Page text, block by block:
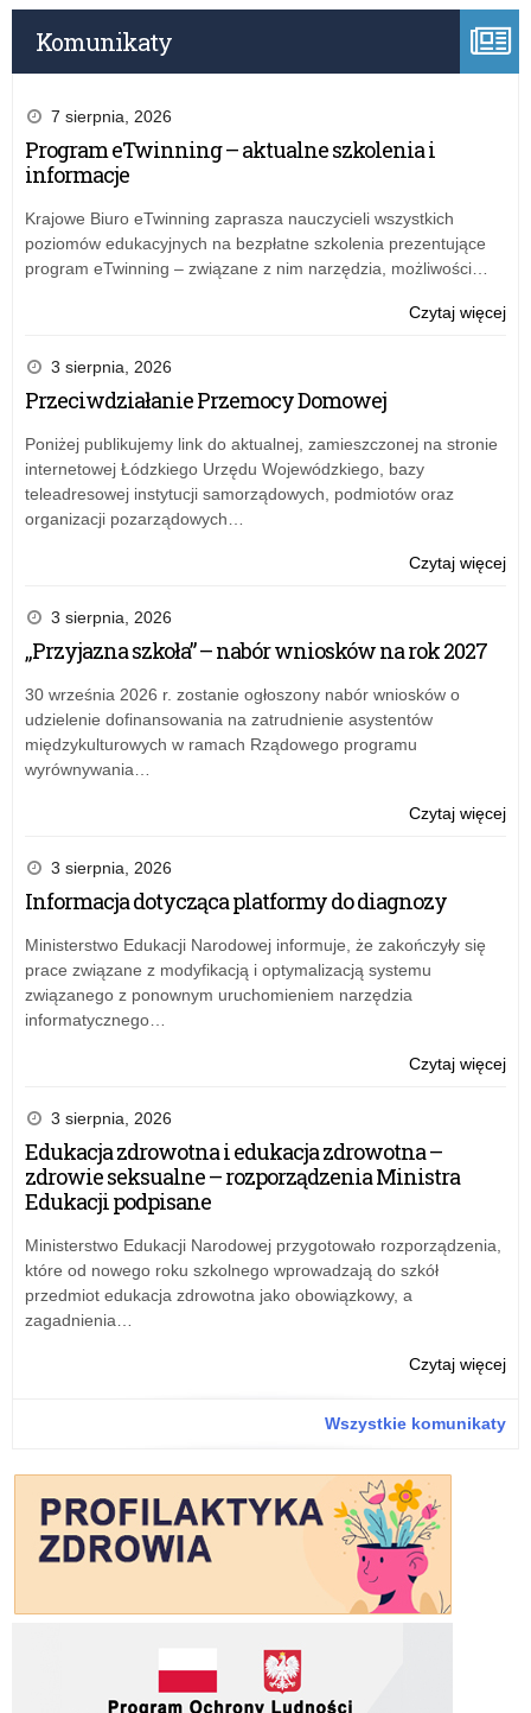
Komunikaty
7 sierpnia, 2026
Program eTwinning – aktualne szkolenia i
informacje
Krajowe Biuro eTwinning zaprasza nauczycieli wszystkich
poziomów edukacyjnych na bezpłatne szkolenia prezentujące
program eTwinning – związane z nim narzędzia, możliwości…
Czytaj więcejo:
3 sierpnia, 2026
Przeciwdziałanie Przemocy Domowej
Poniżej publikujemy link do aktualnej, zamieszczonej na stronie
internetowej Łódzkiego Urzędu Wojewódzkiego, bazy
teleadresowej instytucji samorządowych, podmiotów oraz
organizacji pozarządowych…
Czytaj więcejo:
3 sierpnia, 2026
„Przyjazna szkoła” – nabór wniosków na rok 2027
30 września 2026 r. zostanie ogłoszony nabór wniosków o
udzielenie dofinansowania na zatrudnienie asystentów
międzykulturowych w ramach Rządowego programu
wyrównywania…
Czytaj więcejo:
3 sierpnia, 2026
Informacja dotycząca platformy do diagnozy
Ministerstwo Edukacji Narodowej informuje, że zakończyły się
prace związane z modyfikacją i optymalizacją systemu
związanego z ponownym uruchomieniem narzędzia
informatycznego…
Czytaj więcejo:
3 sierpnia, 2026
Edukacja zdrowotna i edukacja zdrowotna –
zdrowie seksualne – rozporządzenia Ministra
Edukacji podpisane
Ministerstwo Edukacji Narodowej przygotowało rozporządzenia,
które od nowego roku szkolnego wprowadzają do szkół
przedmiot edukacja zdrowotna jako obowiązkowy, a
zagadnienia…
Czytaj więcejo:
Wszystkie komunikaty